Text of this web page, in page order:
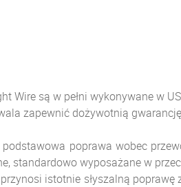
Wire są w pełni wykonywane w
zapewnić dożywotnią
poprawa wobec
standardowo wyposażane w
istotnie słyszalną